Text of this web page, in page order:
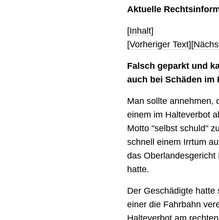
Aktuelle
[Inhalt]
[Vorheriger Text][
Falsch geparkt und
auch bei Schäden im
Man sollte annehmen,
einem im Halteverbot
Motto "selbst schuld"
schnell einem Irrtum
das
hatte.
Der Geschädigte
einer die Fahrbahn
Halteverbot am